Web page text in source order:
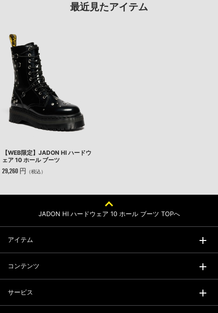
最近見たアイテム
【WEB限定】JADON HI ハードウ
ェア 10 ホール ブーツ
29,260 円 （税込）
JADON HI ハードウェア 10 ホール ブーツ TOPへ
アイテム
コンテンツ
サービス